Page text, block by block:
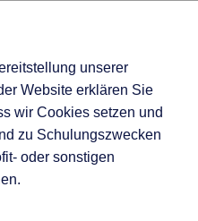
unserer
Website erklären Sie
wir Cookies setzen und
zu Schulungszwecken
oder sonstigen